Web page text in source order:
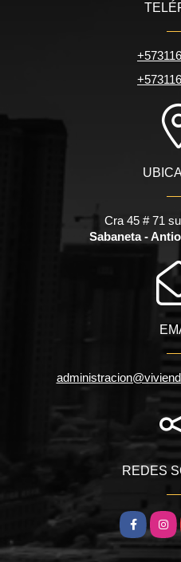
Cra 45 # 71
Sabaneta -
REDES
Facebook